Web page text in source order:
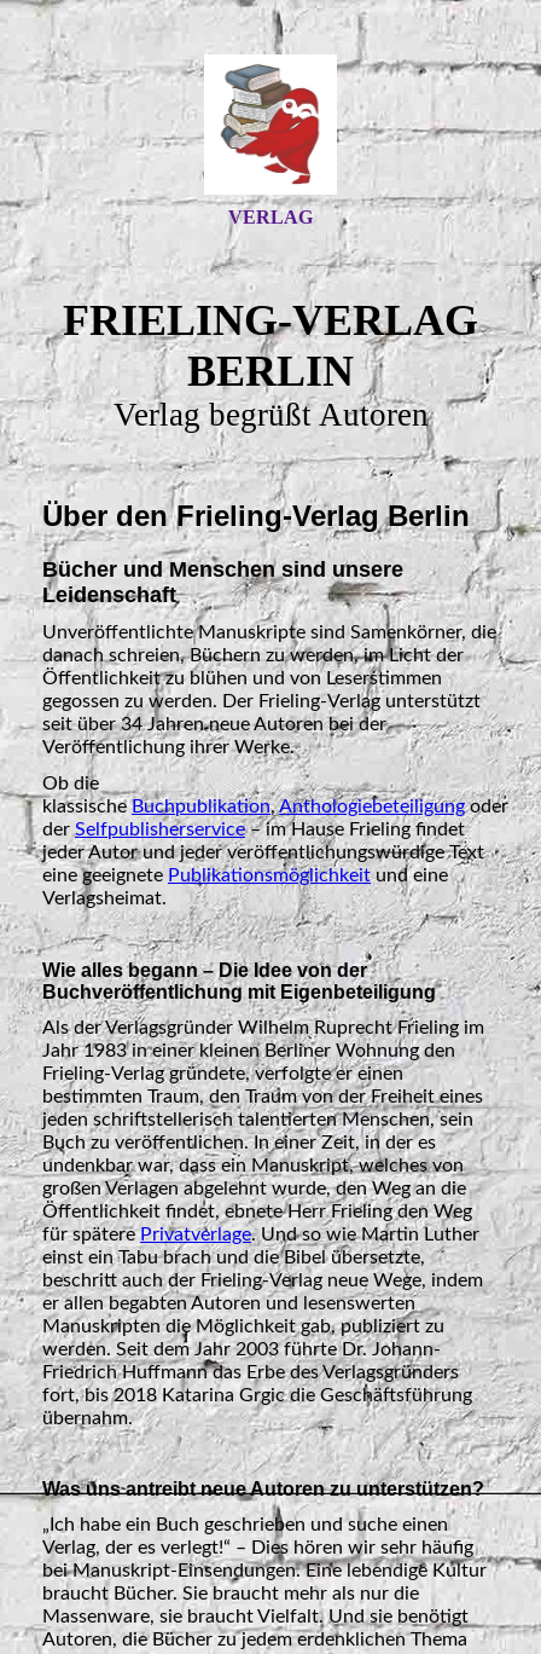
VERLAG
FRIELING-VERLAG
BERLIN
Verlag begrüßt Autoren
Über den Frieling-Verlag Berlin
Bücher und Menschen sind unsere
Leidenschaft
Unveröffentlichte Manuskripte sind Samenkörner, die
danach schreien, Büchern zu werden, im Licht der
Öffentlichkeit zu blühen und von Leserstimmen
gegossen zu werden. Der Frieling-Verlag unterstützt
seit über 34 Jahren neue Autoren bei der
Veröffentlichung ihrer Werke.
Ob die
klassischeBuchpublikation,Anthologiebeteiligungoder
derSelfpublisherservice– im Hause Frieling findet
jeder Autor und jeder veröffentlichungswürdige Text
eine geeignete Publikationsmöglichkeitund eine
Verlagsheimat.
Wie alles begann – Die Idee von der
Buchveröffentlichung mit Eigenbeteiligung
Als der Verlagsgründer Wilhelm Ruprecht Frieling im
Jahr 1983 in einer kleinen Berliner Wohnung den
Frieling-Verlag gründete, verfolgte er einen
bestimmten Traum, den Traum von der Freiheit eines
jeden schriftstellerisch talentierten Menschen, sein
Buch zu veröffentlichen. In einer Zeit, in der es
undenkbar war, dass ein Manuskript, welches von
großen Verlagen abgelehnt wurde, den Weg an die
Öffentlichkeit findet, ebnete Herr Frieling den Weg
für späterePrivatverlage. Und so wie Martin Luther
einst ein Tabu brach und die Bibel übersetzte,
beschritt auch der Frieling-Verlag neue Wege, indem
er allen begabten Autoren und lesenswerten
Manuskripten die Möglichkeit gab, publiziert zu
werden. Seit dem Jahr 2003 führte Dr. Johann-
Friedrich Huffmann das Erbe des Verlagsgründers
fort, bis 2018 Katarina Grgic die Geschäftsführung
übernahm.
Was uns antreibt neue Autoren zu unterstützen?
„Ich habe ein Buch geschrieben und suche einen
Verlag, der es verlegt!“ – Dies hören wir sehr häufig
bei Manuskript-Einsendungen. Eine lebendige Kultur
braucht Bücher. Sie braucht mehr als nur die
Massenware, sie braucht Vielfalt. Und sie benötigt
Autoren, die Bücher zu jedem erdenklichen Thema